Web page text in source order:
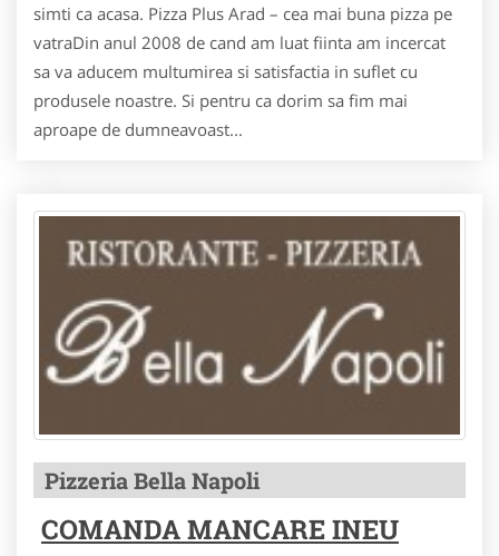
simti ca acasa. Pizza Plus Arad – cea mai buna pizza pe
vatraDin anul 2008 de cand am luat fiinta am incercat
sa va aducem multumirea si satisfactia in suflet cu
produsele noastre. Si pentru ca dorim sa fim mai
aproape de dumneavoast...
Pizzeria Bella Napoli
COMANDA MANCARE INEU